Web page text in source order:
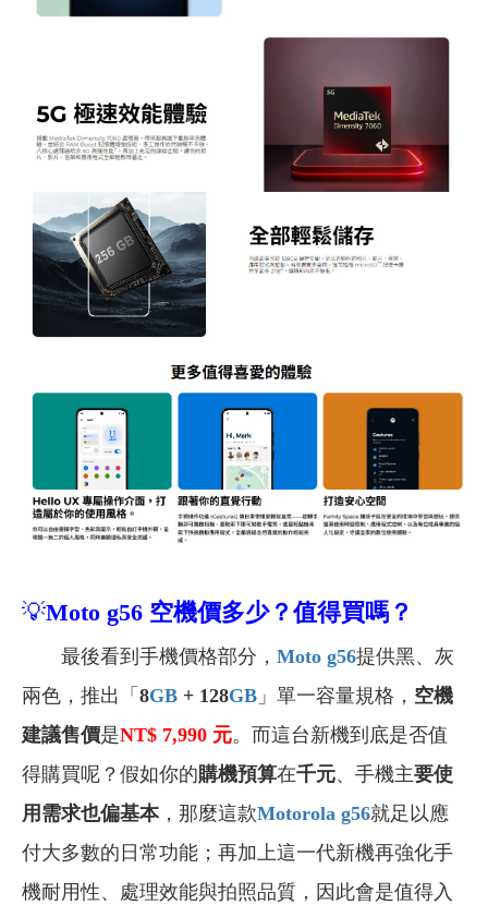
💡Moto g56 空機價多少？值得買嗎？
最後看到手機價格部分， Moto g56提供黑、灰
兩色，推出「 8GB + 128GB 」單一容量規格， 空機
建議售價是NT$ 7,990 元。而這台新機到底是否值
得購買呢？假如你的購機預算在千元、手機主要使
用需求也偏基本，那麼這款Motorola g56就足以應
付大多數的日常功能；再加上這一代新機再強化手
機耐用性、處理效能與拍照品質，因此會是值得入